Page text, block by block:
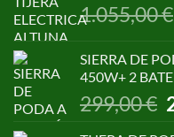
1.055,00€
SIERRA DE
450W+ 2
299,00€